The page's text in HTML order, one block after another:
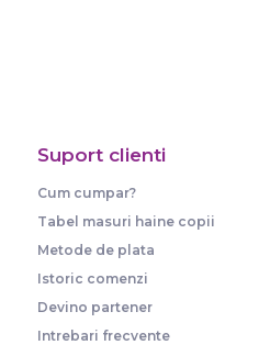
Suport clienti
Cum cumpar?
Tabel masuri haine copii
Metode de plata
Istoric comenzi
Devino partener
Intrebari frecvente